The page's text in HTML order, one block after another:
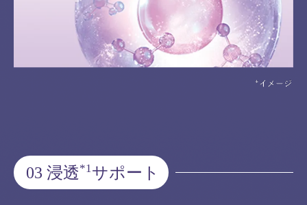
03 浸透*1サポート